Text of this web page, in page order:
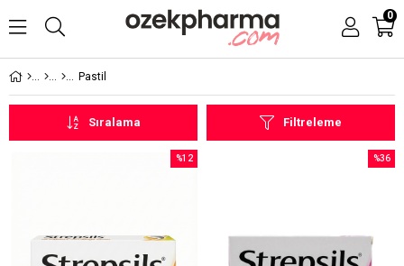
0
Pastil
Filtreleme
Sıralama
%12
%36